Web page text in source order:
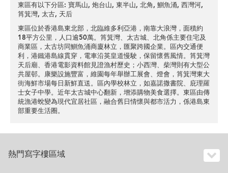
東區有以下分區: 寶馬山, 炮台山, 東半山, 北角, 鰂魚涌, 西灣河,
筲箕灣, 太古, 天后
東區位於香港島東北部，北臨維多利亞港，南靠大浪灣，面積約
18平方公里，人口逾50萬。筲箕灣、太古城、北角係主要住宅及
商業區，太古坊同鰂魚涌商廈林立，匯聚跨國企業。區內交通便
利，港鐵港島線貫穿，電車沿英皇道慢駛，保留懷舊風情。筲箕灣
天后廟、香港電影資料館見證漁村歷史；小西灣、柴灣則有大型公
共屋邨。康樂設施豐富，維園每年舉辦工展會、燈會，筲箕灣東大
街海鮮市場每日新鮮直送。區內學校林立，如嘉諾撒書院、庇理羅
士女子中學。近年太古城中心翻新，增添購物美食選擇。東區由傳
統漁港蛻變為現代宜居社區，融合舊日情懷與都市活力，係港島東
部重要生活圈。
熱門寫字樓區域